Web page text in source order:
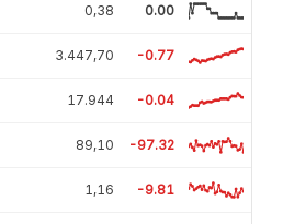
0,38 0.00
3.447,70 -0.77
17.944 -0.04
89,10 -97.32
1,16 -9.81